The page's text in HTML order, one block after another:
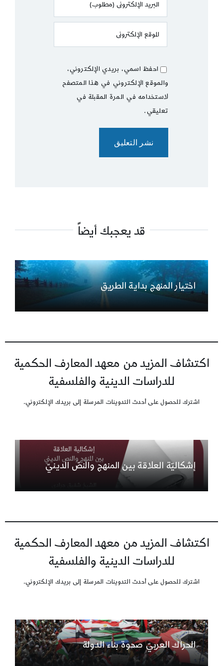
احفظ اسمي، بريدي الإلكتروني،
والموقع الإلكتروني في هذا المتصفح
لاستخدامه في المرة المقبلة في
تعليقي.
قد يعجبك أيضاً
اختيار المنهج بداية الطريق
اكتشاف المزيد من معهد المعارف الحكمية
للدراسات الدينية والفلسفية
اشترك للحصول على أحدث التدوينات المرسلة إلى بريدك الإلكتروني.
إشكاليّة العلاقة بين المنهج والنصّ الدينيّ
اكتشاف المزيد من معهد المعارف الحكمية
للدراسات الدينية والفلسفية
اشترك للحصول على أحدث التدوينات المرسلة إلى بريدك الإلكتروني.
الحراك العربيّ صحوة بناء الدولة